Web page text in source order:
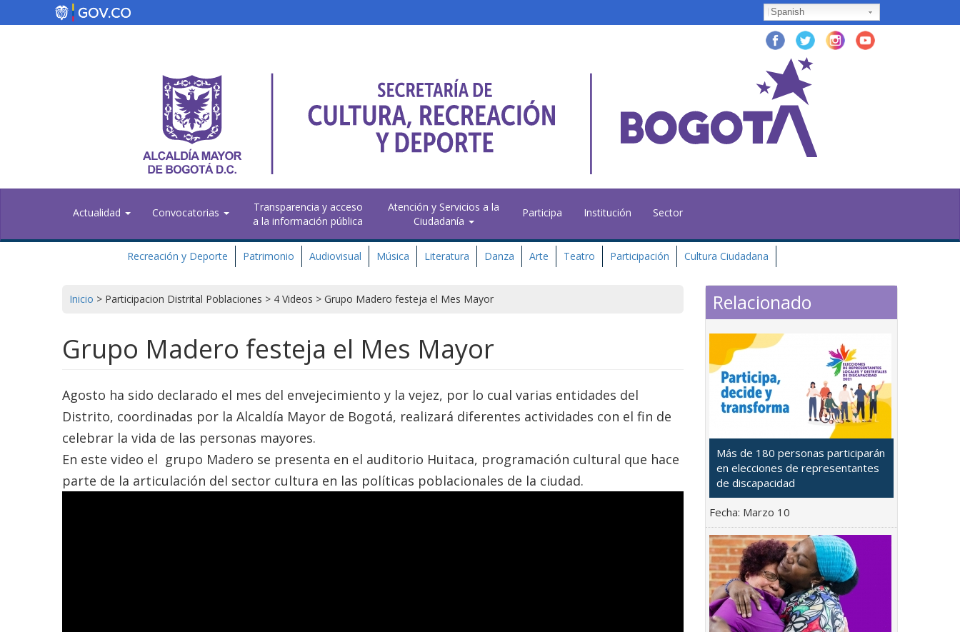
Spanish
Actualidad Convocatorias
Transparencia y acceso
a la información pública
Atención y Servicios a la
Ciudadanía
Participa Institución Sector
Recreación y Deporte Patrimonio Audiovisual Música Literatura Danza Arte Teatro Participación Cultura Ciudadana
Inicio > Participacion Distrital Poblaciones > 4 Videos > Grupo Madero festeja el Mes Mayor
Grupo Madero festeja el Mes Mayor
Agosto ha sido declarado el mes del envejecimiento y la vejez, por lo cual varias entidades del
Distrito, coordinadas por la Alcaldía Mayor de Bogotá, realizará diferentes actividades con el fin de
celebrar la vida de las personas mayores.
En este video el grupo Madero se presenta en el auditorio Huitaca, programación cultural que hace
parte de la articulación del sector cultura en las políticas poblacionales de la ciudad.
Relacionado
Más de 180 personas participarán
en elecciones de representantes
de discapacidad
Fecha: Marzo 10